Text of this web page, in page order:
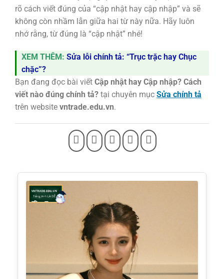
rõ cách viết đúng của “cập nhật hay cập nhập” và sẽ
không còn nhầm lẫn giữa hai từ này nữa. Hãy luôn
nhớ rằng, từ đúng là “cập nhật” nhé!
XEM THÊM: Sửa lỗi chính tả: “Trục trặc hay Chục
chặc”?
Bạn đang đọc bài viết Cập nhật hay Cập nhập? Cách
viết nào đúng chính tả?tại chuyên mục Sửa chính tả
trên website vntrade.edu.vn.